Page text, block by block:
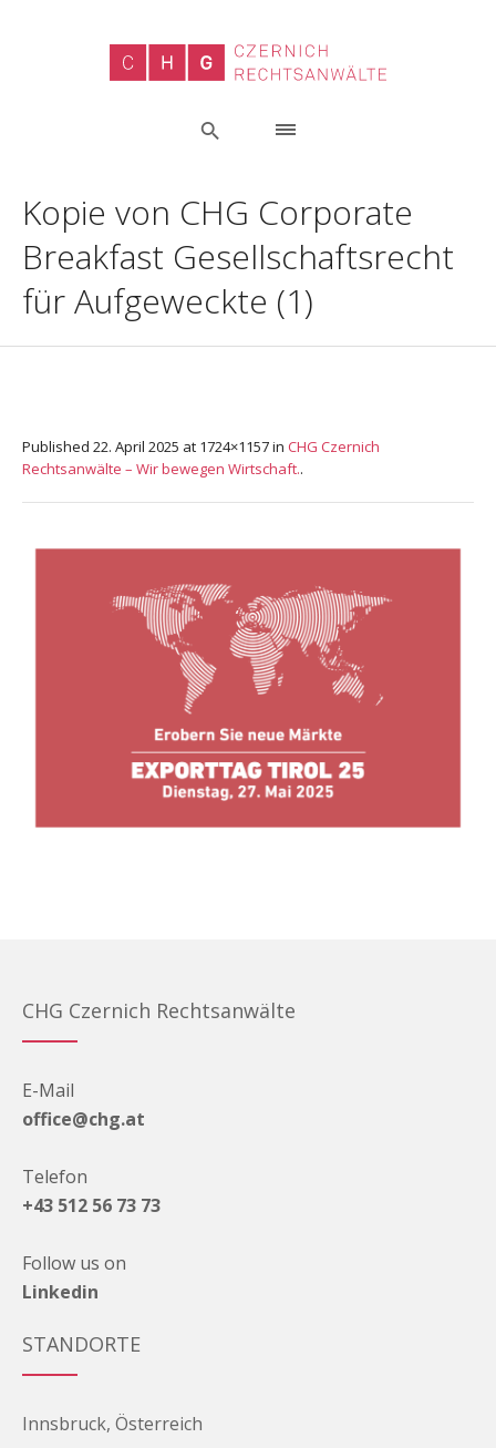
Kopie von CHG Corporate
Breakfast Gesellschaftsrecht
für Aufgeweckte (1)
Published 22. April 2025 at 1724×1157 in CHG Czernich
Rechtsanwälte – Wir bewegen Wirtschaft..
CHG Czernich Rechtsanwälte
E-Mail
office@chg.at
Telefon
+43 512 56 73 73
Follow us on
Linkedin
STANDORTE
Innsbruck, Österreich